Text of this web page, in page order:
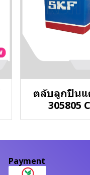
ตลับลูกปืนแ
305805
Payment